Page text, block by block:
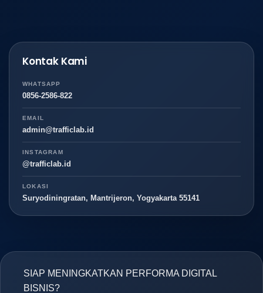
Kontak Kami
WHATSAPP
0856-2586-822
EMAIL
admin@trafficlab.id
INSTAGRAM
@trafficlab.id
LOKASI
Suryodiningratan, Mantrijeron, Yogyakarta 55141
SIAP MENINGKATKAN PERFORMA DIGITAL
BISNIS?